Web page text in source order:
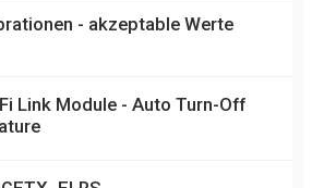
- akzeptable Werte
Link Module - Auto Turn-Off